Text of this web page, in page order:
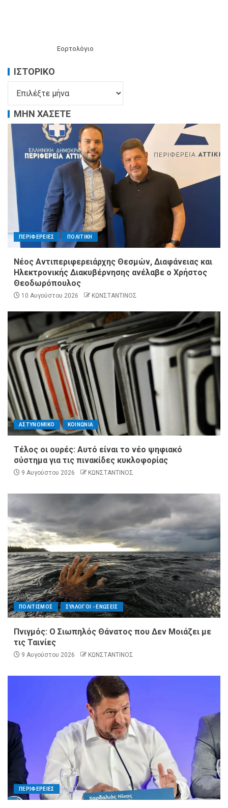
Εορτολόγιο
ΙΣΤΟΡΙΚΌ
ΜΗΝ ΧΑΣΕΤΕ
ΠΕΡΙΦΕΡΕΙΕΣ ΠΟΛΙΤΙΚΗ
Νέος Αντιπεριφερειάρχης Θεσμών, Διαφάνειας και
Ηλεκτρονικής Διακυβέρνησης ανέλαβε ο Χρήστος
Θεοδωρόπουλος
10 Αυγούστου 2026 ΚΩΝΣΤΑΝΤΙΝΟΣ
ΑΣΤΥΝΟΜΙΚΟ ΚΟΙΝΩΝΙΑ
Τέλος οι ουρές: Αυτό είναι το νέο ψηφιακό
σύστημα για τις πινακίδες κυκλοφορίας
9 Αυγούστου 2026 ΚΩΝΣΤΑΝΤΙΝΟΣ
ΠΟΛΙΤΙΣΜΟΣ ΣΥΛΛΟΓΟΙ - ΕΝΩΣΕΙΣ
Πνιγμός: Ο Σιωπηλός Θάνατος που Δεν Μοιάζει με
τις Ταινίες
9 Αυγούστου 2026 ΚΩΝΣΤΑΝΤΙΝΟΣ
ΠΕΡΙΦΕΡΕΙΕΣ